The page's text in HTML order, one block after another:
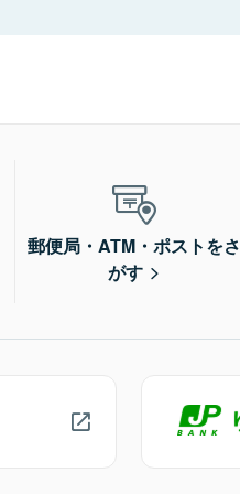
郵便局・ATM・ポストをさ
がす